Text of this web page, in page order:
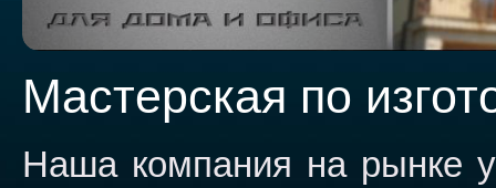
Мастерская по
Наша компания на рынке